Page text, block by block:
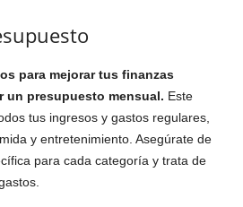
para mejorar tus finanzas
un presupuesto mensual. Este
tus ingresos y gastos regulares,
y entretenimiento. Asegúrate de
para cada categoría y trata de